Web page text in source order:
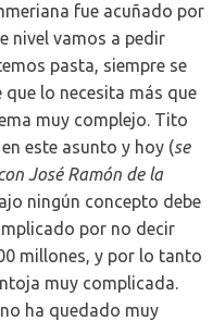
fue acuñado por
nivel vamos a pedir
pasta, siempre se
lo necesita más que
muy complejo. Tito
este asunto y hoy (se
José Ramón de la
ningún concepto debe
por no decir
millones, y por lo tanto
muy complicada.
ha quedado muy